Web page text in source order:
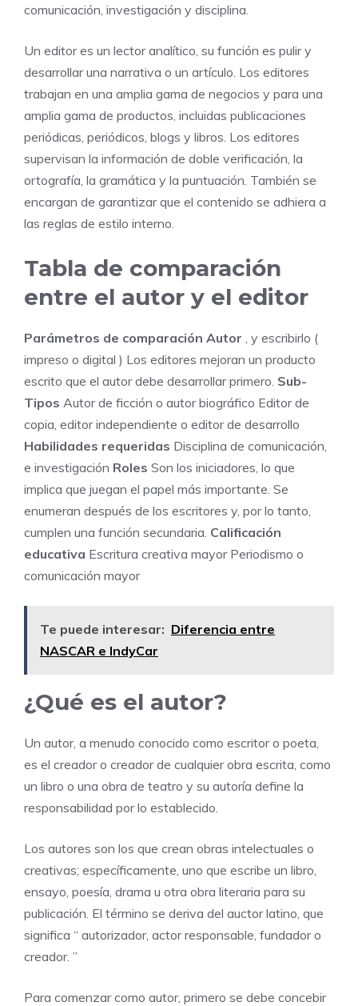
comunicación, investigación y disciplina.
Un editor es un lector analítico, su función es pulir y
desarrollar una narrativa o un artículo. Los editores
trabajan en una amplia gama de negocios y para una
amplia gama de productos, incluidas publicaciones
periódicas, periódicos, blogs y libros. Los editores
supervisan la información de doble verificación, la
ortografía, la gramática y la puntuación. También se
encargan de garantizar que el contenido se adhiera a
las reglas de estilo interno.
Tabla de comparación
entre el autor y el editor
Parámetros de comparación Autor , y escribirlo (
impreso o digital ) Los editores mejoran un producto
escrito que el autor debe desarrollar primero. Sub-
Tipos Autor de ficción o autor biográfico Editor de
copia, editor independiente o editor de desarrollo
Habilidades requeridas Disciplina de comunicación,
e investigación Roles Son los iniciadores, lo que
implica que juegan el papel más importante. Se
enumeran después de los escritores y, por lo tanto,
cumplen una función secundaria. Calificación
educativa Escritura creativa mayor Periodismo o
comunicación mayor
Te puede interesar: Diferencia entre
NASCAR e IndyCar
¿Qué es el autor?
Un autor, a menudo conocido como escritor o poeta,
es el creador o creador de cualquier obra escrita, como
un libro o una obra de teatro y su autoría define la
responsabilidad por lo establecido.
Los autores son los que crean obras intelectuales o
creativas; específicamente, uno que escribe un libro,
ensayo, poesía, drama u otra obra literaria para su
publicación. El término se deriva del auctor latino, que
significa “ autorizador, actor responsable, fundador o
creador. ”
Para comenzar como autor, primero se debe concebir